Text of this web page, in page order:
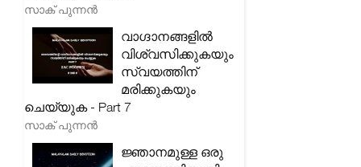
സാക് പുന്നൻ
വാഗ്ദാനങ്ങളിൽ
വിശ്വസിക്കുകയും
സ്വയത്തിന്
മരിക്കുകയും
ചെയ്യുക - Part 7
സാക് പുന്നൻ
ജ്ഞാനമുള്ള ഒരു